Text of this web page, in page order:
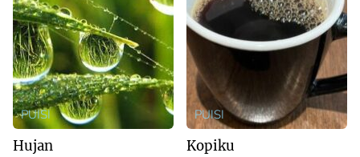
PUISI
Hujan
PUISI
Kopiku